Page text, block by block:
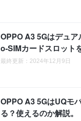
OPPO A3 5Gはデュ
o-SIMカードスロット
最終更新：2024年12月9日
OPPO A3 5GはUQモ
る？使えるのか解説。